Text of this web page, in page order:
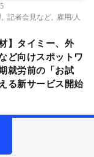
記者会見など
雇用/人
】タイミー、外
ど向けスポットワ
就労前の「お試
る新サービス開始